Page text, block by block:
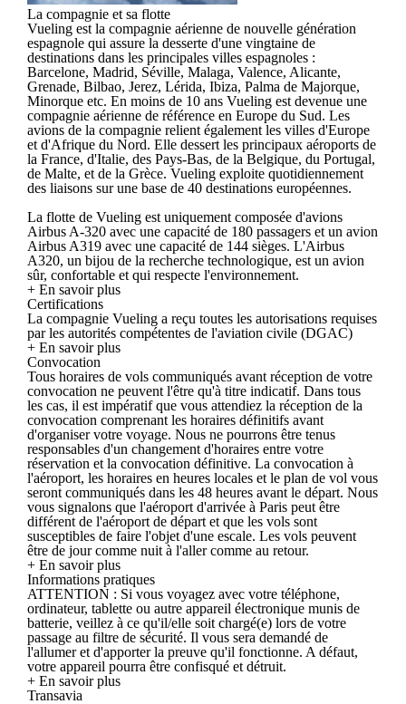
La compagnie et sa flotte
Vueling est la compagnie aérienne de nouvelle génération
espagnole qui assure la desserte d'une vingtaine de
destinations dans les principales villes espagnoles :
Barcelone, Madrid, Séville, Malaga, Valence, Alicante,
Grenade, Bilbao, Jerez, Lérida, Ibiza, Palma de Majorque,
Minorque etc. En moins de 10 ans Vueling est devenue une
compagnie aérienne de référence en Europe du Sud. Les
avions de la compagnie relient également les villes d'Europe
et d'Afrique du Nord. Elle dessert les principaux aéroports de
la France, d'Italie, des Pays-Bas, de la Belgique, du Portugal,
de Malte, et de la Grèce. Vueling exploite quotidiennement
des liaisons sur une base de 40 destinations européennes.
La flotte de Vueling est uniquement composée d'avions
Airbus A-320 avec une capacité de 180 passagers et un avion
Airbus A319 avec une capacité de 144 sièges. L'Airbus
A320, un bijou de la recherche technologique, est un avion
sûr, confortable et qui respecte l'environnement.
+ En savoir plus
Certifications
La compagnie Vueling a reçu toutes les autorisations requises
par les autorités compétentes de l'aviation civile (DGAC)
+ En savoir plus
Convocation
Tous horaires de vols communiqués avant réception de votre
convocation ne peuvent l'être qu'à titre indicatif. Dans tous
les cas, il est impératif que vous attendiez la réception de la
convocation comprenant les horaires définitifs avant
d'organiser votre voyage. Nous ne pourrons être tenus
responsables d'un changement d'horaires entre votre
réservation et la convocation définitive. La convocation à
l'aéroport, les horaires en heures locales et le plan de vol vous
seront communiqués dans les 48 heures avant le départ. Nous
vous signalons que l'aéroport d'arrivée à Paris peut être
différent de l'aéroport de départ et que les vols sont
susceptibles de faire l'objet d'une escale. Les vols peuvent
être de jour comme nuit à l'aller comme au retour.
+ En savoir plus
Informations pratiques
ATTENTION : Si vous voyagez avec votre téléphone,
ordinateur, tablette ou autre appareil électronique munis de
batterie, veillez à ce qu'il/elle soit chargé(e) lors de votre
passage au filtre de sécurité. Il vous sera demandé de
l'allumer et d'apporter la preuve qu'il fonctionne. A défaut,
votre appareil pourra être confisqué et détruit.
+ En savoir plus
Transavia